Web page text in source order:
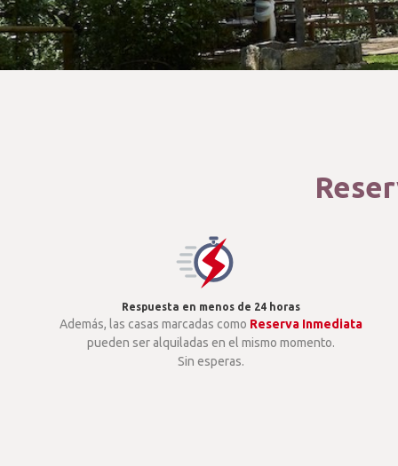
Respuesta en menos de 24 horas
Además, las casas marcadas como Reserva Inmediata
pueden ser alquiladas en el mismo momento.
Sin esperas.